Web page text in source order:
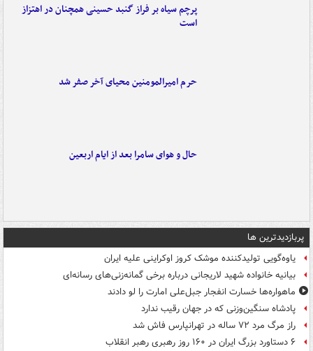
پرچم سیاه بر فراز گنبد حسینی همچنان در اهتزاز
است
حرم امیرالمومنین محیای آخر صفر شد
حال و هوای سامرا بعد از ایام اربعین
پربازدیدترین ها
یاوه‌گویی تولیدکننده موشک کروز اوکراینی علیه ایران
بیانیه خانواده شهید لاریجانی درباره برخی گمانه‌زنی‌های رسانه‌ای
ماهواره‌ها خسارت انفجار جبل‌علی امارت را لو دادند
پادشاه سنگین‌وزنی که در جهان رقیب ندارد
راز مرگ مرد ۷۲ ساله در تهرانپارس فاش شد
۶ دستاورد بزرگ ایران در ۱۶۰ روز رهبری رهبر انقلاب